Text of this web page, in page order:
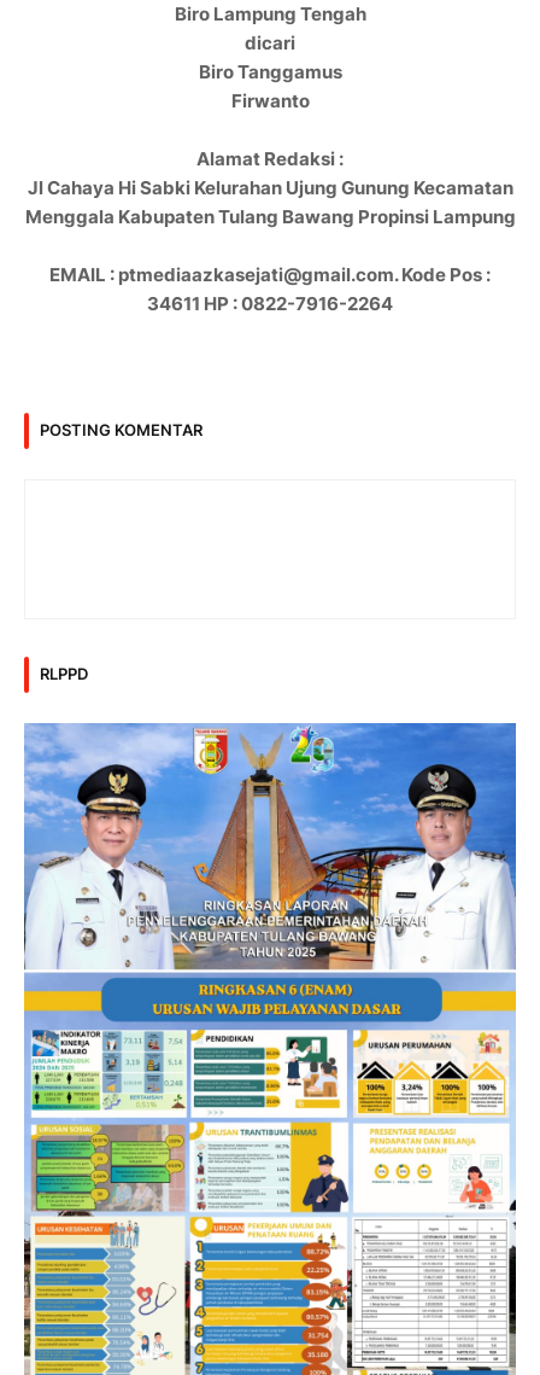
Biro Lampung Tengah
dicari
Biro Tanggamus
Firwanto
Alamat Redaksi :
Jl Cahaya Hi Sabki Kelurahan Ujung Gunung Kecamatan
Menggala Kabupaten Tulang Bawang Propinsi Lampung
EMAIL : ptmediaazkasejati@gmail.com. Kode Pos :
34611 HP : 0822-7916-2264
POSTING KOMENTAR
RLPPD